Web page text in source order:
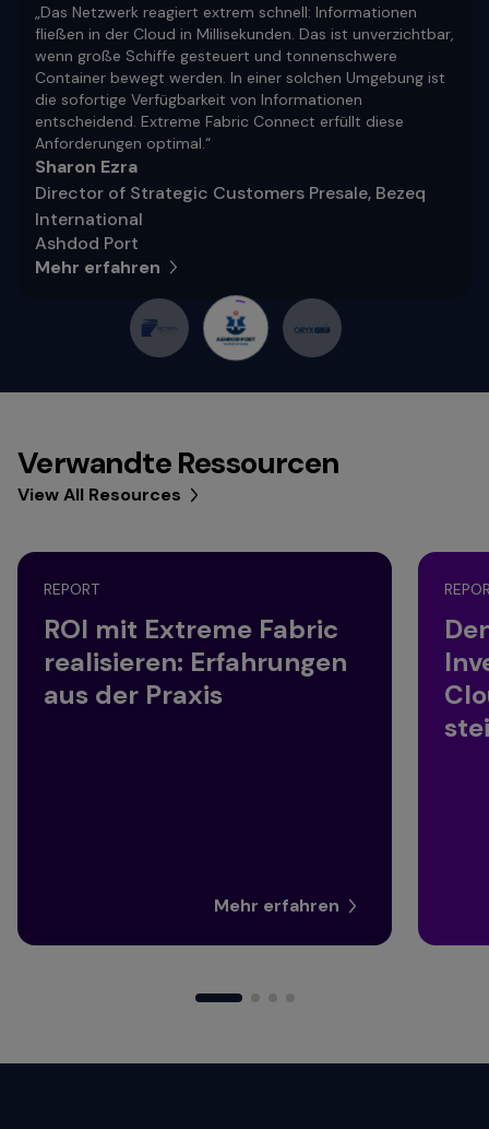
„Das Netzwerk reagiert extrem schnell: Informationen
fließen in der Cloud in Millisekunden. Das ist unverzichtbar,
wenn große Schiffe gesteuert und tonnenschwere
Container bewegt werden. In einer solchen Umgebung ist
die sofortige Verfügbarkeit von Informationen
entscheidend. Extreme Fabric Connect erfüllt diese
Anforderungen optimal.“
Sharon Ezra
Director of Strategic Customers Presale, Bezeq
International
Ashdod Port
Mehr erfahren
Verwandte Ressourcen
View All Resources
REPORT
ROI mit Extreme Fabric
realisieren: Erfahrungen
aus der Praxis
Mehr erfahren